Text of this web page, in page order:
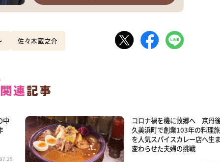
佐々木蔵之介
中
コロナ禍を機に故郷へ 京丹後
久美浜町で創業103年の料理
を人気スパイスカレー店へ生
変わらせた夫婦の挑戦